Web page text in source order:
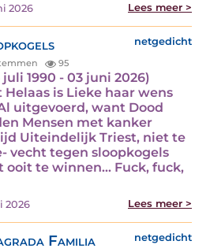
2026 Lees meer >
netgedicht
95
1990 - 03 juni 2026)
is Lieke haar wens
uitgevoerd, want Dood
Mensen met kanker
Uiteindelijk Triest, niet te
vecht tegen sloopkogels
ooit te winnen... Fuck, fuck,
2026 Lees meer >
Familia netgedicht